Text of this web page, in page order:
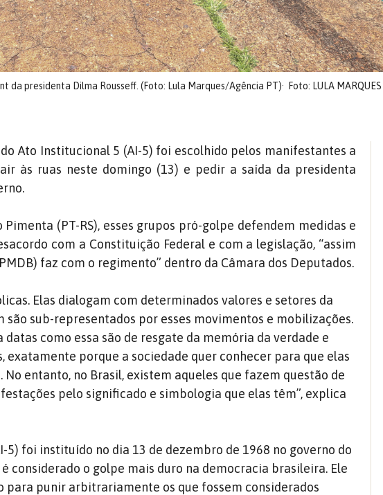
da presidenta Dilma Rousseff. (Foto: Lula Marques/Agência PT) Foto: LULA MARQUES
Ato Institucional 5 (AI-5) foi escolhido pelos manifestantes a
às ruas neste domingo (13) e pedir a saída da presidenta
(PT-RS), esses grupos pró-golpe defendem medidas e
com a Constituição Federal e com a legislação, “assim
faz com o regimento” dentro da Câmara dos Deputados.
Elas dialogam com determinados valores e setores da
são sub-representados por esses movimentos e mobilizações.
datas como essa são de resgate da memória da verdade e
exatamente porque a sociedade quer conhecer para que elas
No entanto, no Brasil, existem aqueles que fazem questão de
pelo significado e simbologia que elas têm”, explica
5) foi instituído no dia 13 de dezembro de 1968 no governo do
considerado o golpe mais duro na democracia brasileira. Ele
para punir arbitrariamente os que fossem considerados